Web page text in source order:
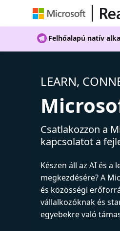
Felhőalapú natív
LEARN,
Csatlakozzon a
kapcsolatot a
Készen áll az AI és
megkezdésére? A
és közösségi
vállalkozóknak és
egyebekre való